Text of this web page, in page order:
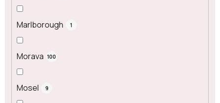
Marlborough 1
Morava 100
Mosel 9